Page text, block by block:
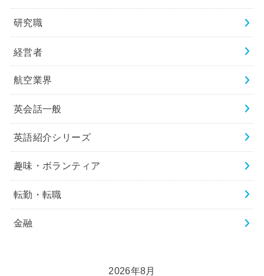
研究職
経営者
航空業界
英会話一般
英語紹介シリーズ
趣味・ボランティア
転勤・転職
金融
2026年8月